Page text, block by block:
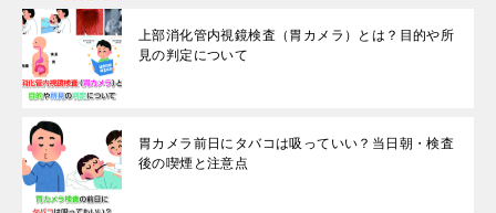
上部消化管内視鏡検査（胃カメラ）とは？目的や所
見の判定について
胃カメラ前日にタバコは吸っていい？当日朝・検査
後の喫煙と注意点